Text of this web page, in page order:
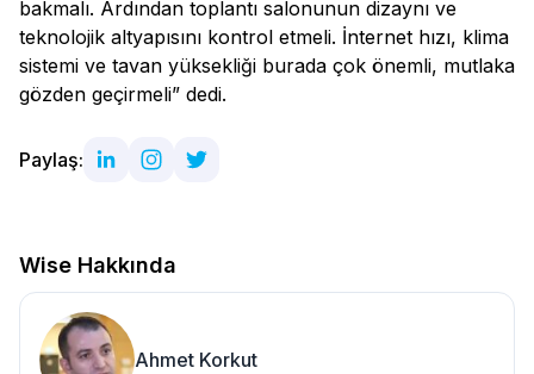
bakmalı. Ardından toplantı salonunun dizaynı ve
teknolojik altyapısını kontrol etmeli. İnternet hızı, klima
sistemi ve tavan yüksekliği burada çok önemli, mutlaka
gözden geçirmeli” dedi.
Paylaş:
Wise Hakkında
Ahmet Korkut